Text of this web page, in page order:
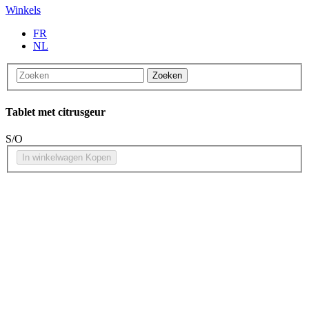
Winkels
FR
NL
Zoeken
Tablet met citrusgeur
S/O
In winkelwagen Kopen